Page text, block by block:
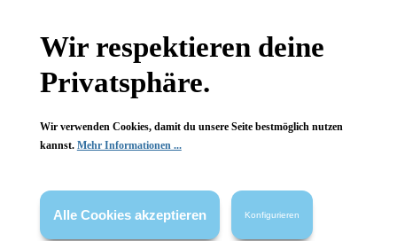
* Alle Preise inkl. gesetzl. Mehrwertsteuer zzgl.
Wir respektieren deine
Privatsphäre.
Wir verwenden Cookies, damit du unsere Seite bestmöglich nutzen
kannst. Mehr Informationen ...
Alle Cookies akzeptieren Konfigurieren